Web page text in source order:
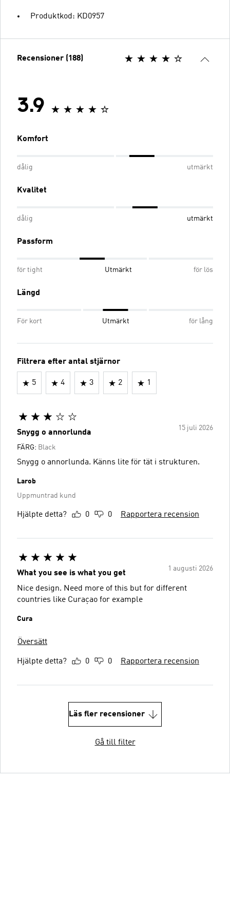
Produktkod: KD0957
Recensioner (188)
3.9
Komfort
dålig utmärkt
Kvalitet
dålig utmärkt
Passform
för tight Utmärkt för lös
Längd
För kort Utmärkt för lång
Filtrera efter antal stjärnor
5 4 3 2 1
15 juli 2026
Snygg o annorlunda
FÄRG: Black
Snygg o annorlunda. Känns lite för tät i strukturen.
Larob
Uppmuntrad kund
Hjälpte detta? 0 0 Rapportera recension
1 augusti 2026
What you see is what you get
Nice design. Need more of this but for different
countries like Curaçao for example
Cura
Översätt
Hjälpte detta? 0 0 Rapportera recension
Läs fler recensioner
Gå till filter